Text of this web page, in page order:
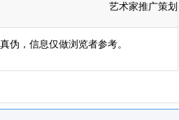
艺术家推广策划
伪，信息仅做浏览者参考。